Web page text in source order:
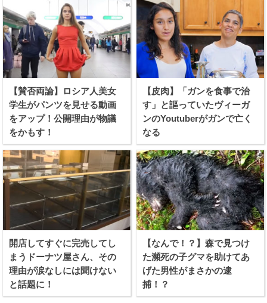
【賛否両論】ロシア人美女
学生がパンツを見せる動画
をアップ！公開理由が物議
をかもす！
【皮肉】「ガンを食事で治
す」と謳っていたヴィーガ
ンのYoutuberがガンで亡く
なる
開店してすぐに完売してし
まうドーナツ屋さん、その
理由が涙なしには聞けない
と話題に！
【なんで！？】森で見つけ
た瀕死の子グマを助けてあ
げた男性がまさかの逮
捕！？